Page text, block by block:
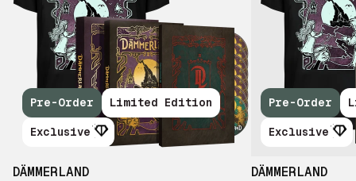
Pre-Order Limited Edition
Exclusive
DÄMMERLAND
Pre-Order
Exclusive
DÄMMERLAND